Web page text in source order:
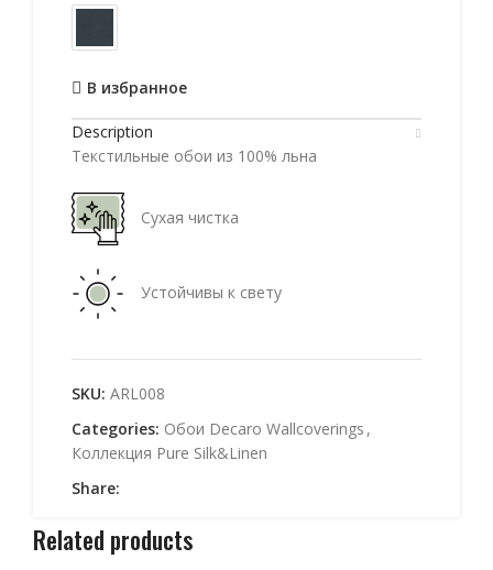
В избранное
Description
Текстильные обои из 100% льна
Сухая чистка
Устойчивы к свету
SKU: ARL008
Categories: Обои Decaro Wallcoverings ,
Коллекция Pure Silk&Linen
Share:
Related products